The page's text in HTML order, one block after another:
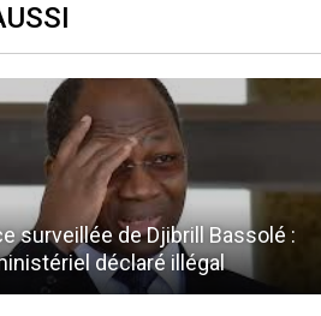
surveillée de Djibrill Bassolé :
déclaré illégal